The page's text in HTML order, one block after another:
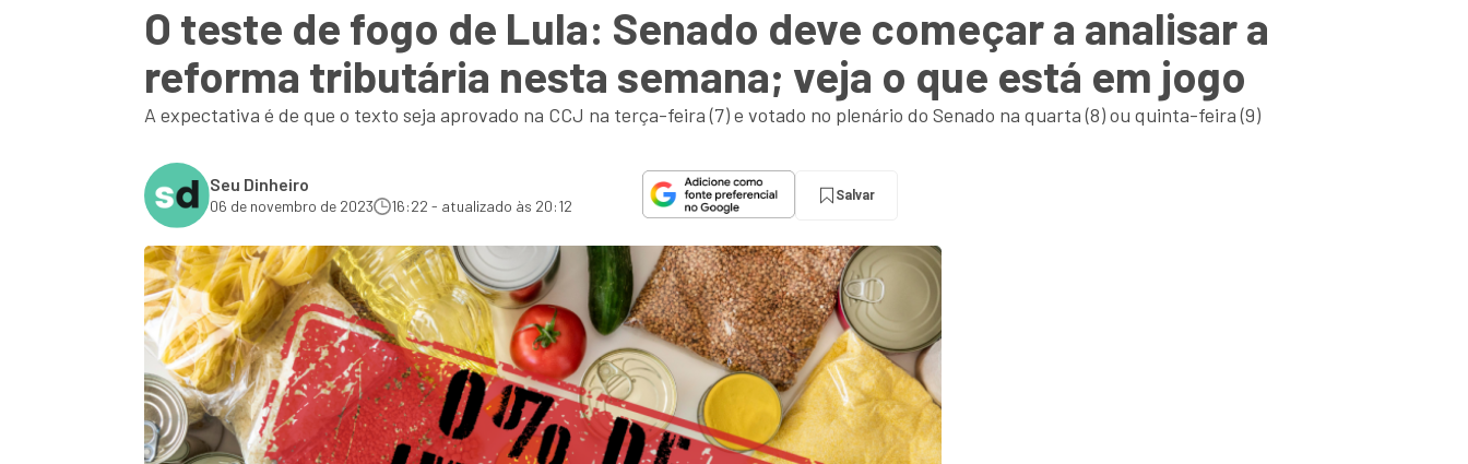
O teste de fogo de Lula: Senado deve começar a analisar a
reforma tributária nesta semana; veja o que está em jogo
A expectativa é de que o texto seja aprovado na CCJ na terça-feira (7) e votado no plenário do Senado na quarta (8) ou quinta-feira (9)
Seu Dinheiro
06 de novembro de 2023 16:22 - atualizado às 20:12
Salvar